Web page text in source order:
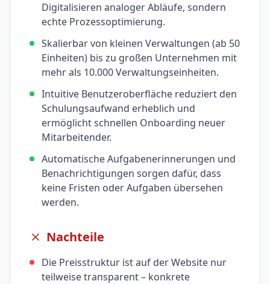
Digitalisieren analoger Abläufe, sondern
echte Prozessoptimierung.
Skalierbar von kleinen Verwaltungen (ab 50
Einheiten) bis zu großen Unternehmen mit
mehr als 10.000 Verwaltungseinheiten.
Intuitive Benutzeroberfläche reduziert den
Schulungsaufwand erheblich und
ermöglicht schnellen Onboarding neuer
Mitarbeitender.
Automatische Aufgabenerinnerungen und
Benachrichtigungen sorgen dafür, dass
keine Fristen oder Aufgaben übersehen
werden.
Nachteile
Die Preisstruktur ist auf der Website nur
teilweise transparent – konkrete